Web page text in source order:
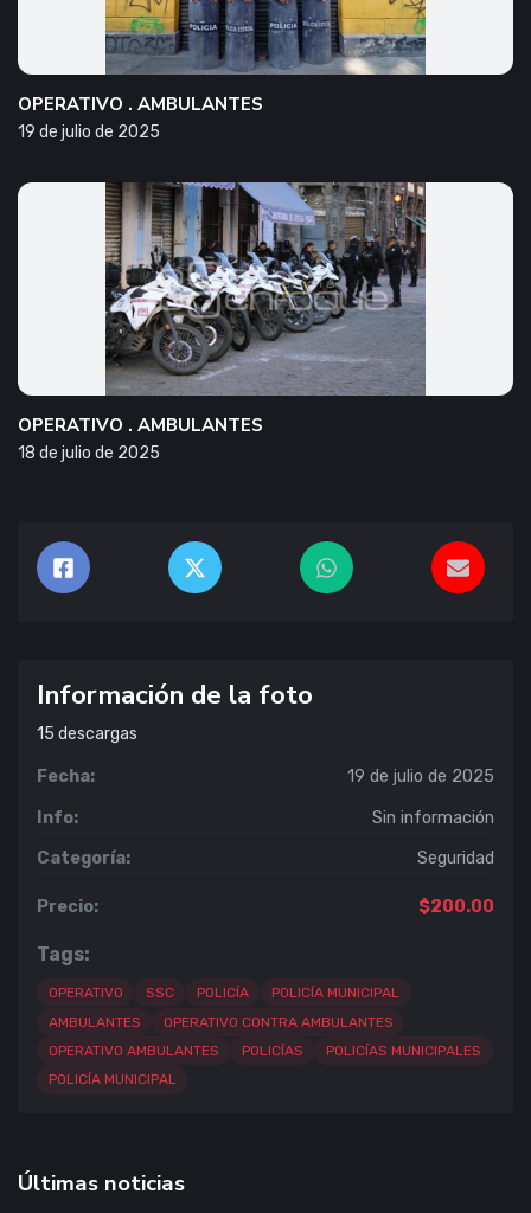
OPERATIVO . AMBULANTES
19 de julio de 2025
OPERATIVO . AMBULANTES
18 de julio de 2025
Información de la foto
15 descargas
Fecha: 19 de julio de 2025
Info: Sin información
Categoría: Seguridad
Precio: $200.00
Tags:
OPERATIVO SSC POLICÍA
POLICÍA MUNICIPAL
AMBULANTES
OPERATIVO CONTRA AMBULANTES
OPERATIVO AMBULANTES
POLICÍAS
POLICÍAS MUNICIPALES
POLICÍA MUNICIPAL
Últimas noticias